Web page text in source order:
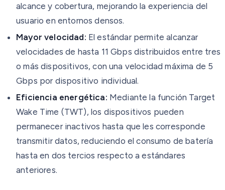
alcance y cobertura, mejorando la experiencia del
usuario en entornos densos.
Mayor velocidad: El estándar permite alcanzar
velocidades de hasta 11 Gbps distribuidos entre tres
o más dispositivos, con una velocidad máxima de 5
Gbps por dispositivo individual.
Eficiencia energética: Mediante la función Target
Wake Time (TWT), los dispositivos pueden
permanecer inactivos hasta que les corresponde
transmitir datos, reduciendo el consumo de batería
hasta en dos tercios respecto a estándares
anteriores.